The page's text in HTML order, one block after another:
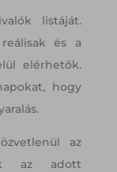
listáját.
és a
elérhetők.
hogy
az
az adott